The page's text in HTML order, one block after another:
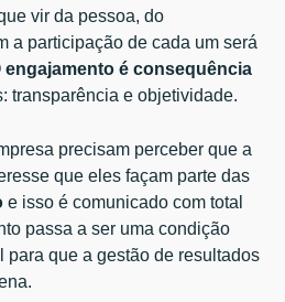
vir da pessoa, do
a participação de cada um será
engajamento é consequência
transparência e objetividade.
precisam perceber que a
que eles façam parte das
e isso é comunicado com total
passa a ser uma condição
para que a gestão de resultados